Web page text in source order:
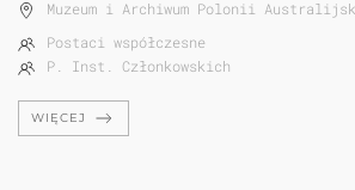
Muzeum i Archiwum Polonii
Postaci współczesne
P. Inst. Członkowskich
WIĘCEJ